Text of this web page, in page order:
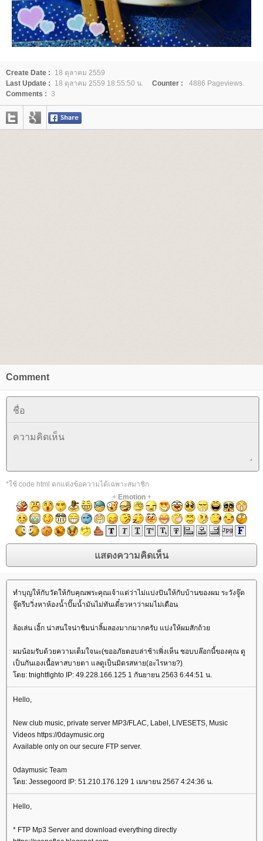
Create Date :
18 ตุลาคม 2559
Last Update :
18 ตุลาคม 2559 18:55:50 น. Counter :
4886 Pageviews.
Comments : 3
Comment
*ใช้ code html ตกแต่งข้อความได้เฉพาะสมาชิก
+ Emotion+
ทำบุญให้กับวัดให้กับคุณพระคุณเจ้าแต่ว่าไม่แบ่งปันให้กับบ้านของผม ระวังจู๊ด
จู๊ดรีบวิ่งหาห้องน้ำปั๊มน้ำมันไม่ทันเดี๋ยวหาว่าผมไม่เตือน
ล้อเล่น เอิ้ก น่าสนใจน่าชิมน่าลิ้มลองมากมากครับ แบ่งให้ผมสักถ้ว
ผมน้อมรับด้วยความเต็มใจนะ(ขออภัยตอบล่าช้าเพิ่งเห็น ชอบบล๊อกนี้ของคุณ ดู
เป็นกันเองเนื้อหาสบายตา แลดูเป็นมิตรสหาย(อะไรหาย?)
ดย: tnightfighto IP: 49.228.166.125 1 กันยายน 2563 6:44:51 น.
Hello,
New club music, private server MP3/FLAC, Label, LIVESETS, Music
Videos https://0daymusic.org
Available only on our secure FTP server.
0daymusic Team
ดย: Jessegoord IP: 51.210.176.129 1 เมษายน 2567 4:24:36 น.
Hello,
* FTP Mp3 Server and download everything directly